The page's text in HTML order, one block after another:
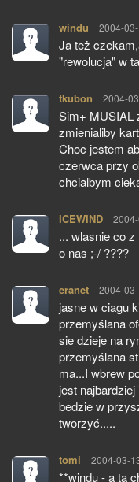
windu pisze:
2004-
Ja też
"rewolucja" w
tkubon pisze:
2004-
Sim+ MUSIAL
zmienialiby
Choc jestem
czerwca przy
chcialbym
ICEWIND pisze:
... wlasnie co
o nas ;-/ ????
eranet pisze:
2004-
jasne w ciagu
przemyślana
sie dzieje na
przemyślana
ma...I wbrew
jest
bedzie w
tworzyć.....
tomi pisze:
2004-03-
**windu - a ta